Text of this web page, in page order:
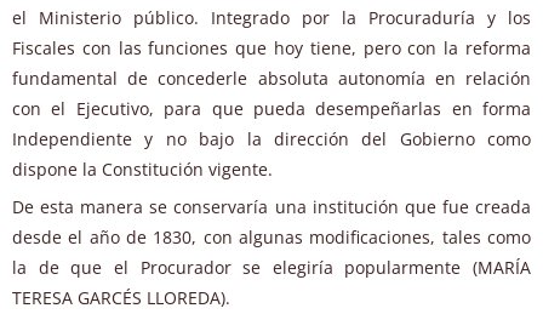
el Ministerio público. Integrado por la Procuraduría y los
Fiscales con las funciones que hoy tiene, pero con la reforma
fundamental de concederle absoluta autonomía en relación
con el Ejecutivo, para que pueda desempeñarlas en forma
Independiente y no bajo la dirección del Gobierno como
dispone la Constitución vigente.
De esta manera se conservaría una institución que fue creada
desde el año de 1830, con algunas modificaciones, tales como
la de que el Procurador se elegiría popularmente (MARÍA
TERESA GARCÉS LLOREDA).